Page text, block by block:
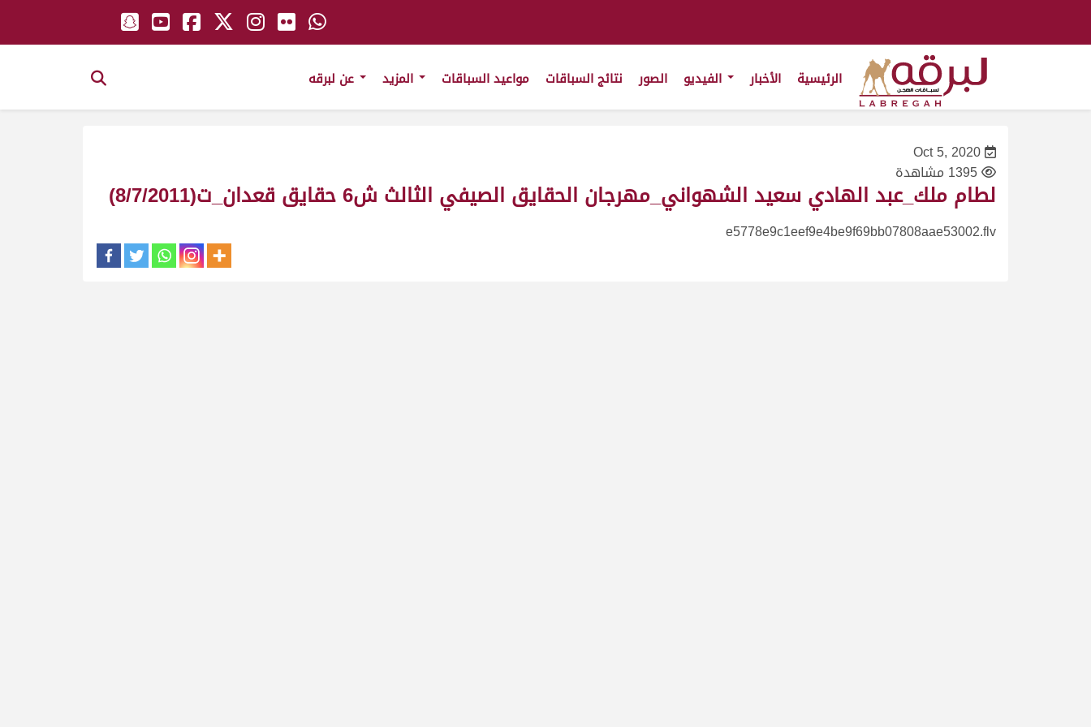
الرئيسية الأخبار الصور نتائج السباقات مواعيد السباقات
Oct 5, 2020
1395 مشاهدة
لطام ملك_عبد الهادي سعيد الشهواني_مهرجان الحقايق الصيفي الثالث ش6 حقايق قعدان_ت(8/7/2011)
e5778e9c1eef9e4be9f69bb07808aae53002.flv